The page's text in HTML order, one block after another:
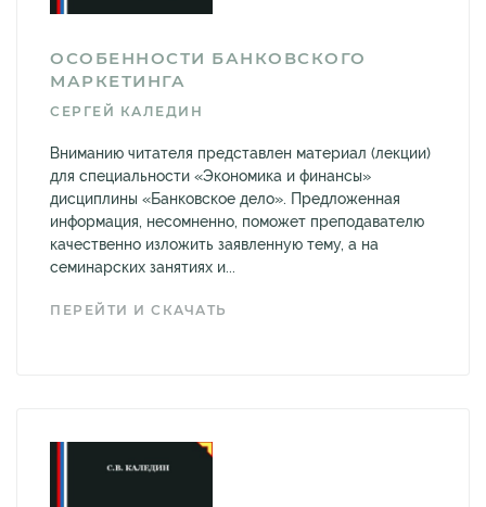
ОСОБЕННОСТИ БАНКОВСКОГО
МАРКЕТИНГА
СЕРГЕЙ КАЛЕДИН
Вниманию читателя представлен материал (лекции)
для специальности «Экономика и финансы»
дисциплины «Банковское дело». Предложенная
информация, несомненно, поможет преподавателю
качественно изложить заявленную тему, а на
семинарских занятиях и...
ПЕРЕЙТИ И СКАЧАТЬ